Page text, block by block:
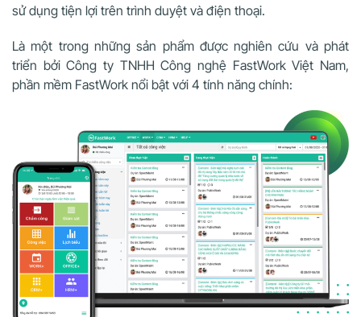
sử dụng tiện lợi trên trình duyệt và điện thoại.
Là một trong những sản phẩm được nghiên cứu và phát
triển bởi Công ty TNHH Công nghệ FastWork Việt Nam,
phần mềm FastWork nổi bật với 4 tính năng chính: